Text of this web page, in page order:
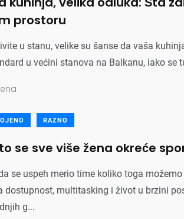
prostoru
u stanu, velike su šanse da vaša
u većini stanova na Balkanu, iako se
RAZNO
se sve više žena okreće
se uspeh merio time koliko toga
dostupnost, multitasking i život u brzini
g...